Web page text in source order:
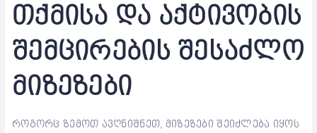
თქმისა და აქტივობის
შემცირების შესაძლო
მიზეზები
როგორც ზემოთ ავღნიშნეთ, მიზეზები შეიძლება იყოს